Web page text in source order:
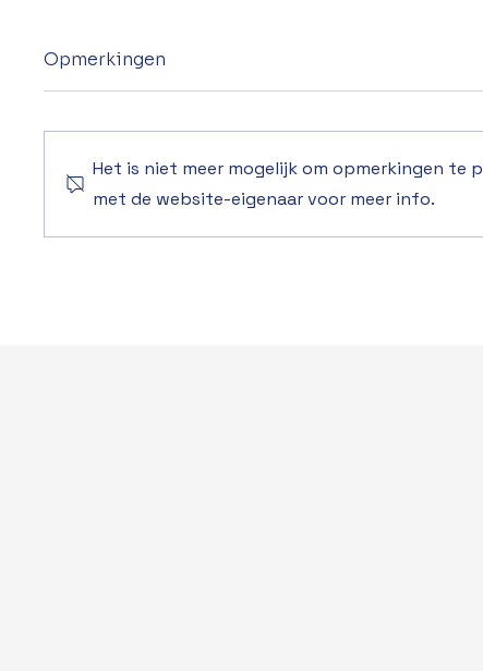
Opmerkingen
Het is niet meer mogelijk om opmerkingen te
met de website-eigenaar voor meer info.